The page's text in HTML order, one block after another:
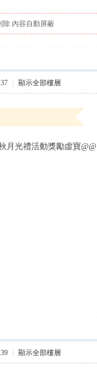
除 內容自動屏蔽
顯示全部樓層
月光禮活動獎勵虛寶@@
顯示全部樓層